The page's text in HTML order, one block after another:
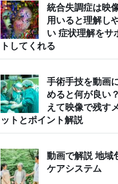
統合失調症は映
用いると理解し
い 症状理解をサ
トしてくれる
手術手技を動画
めると何が良い
えて映像で残す
ットとポイント解説
動画で解説 地域
ケアシステム